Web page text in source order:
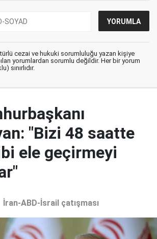
türlü cezai ve hukuki sorumluluğu yazan kişiye
yorumlardan sorumlu değildir. Her bir yorum
sınırlıdır.
"Bizi 48 saatte
ele geçirmeyi
İran-ABD-İsrail çatışması